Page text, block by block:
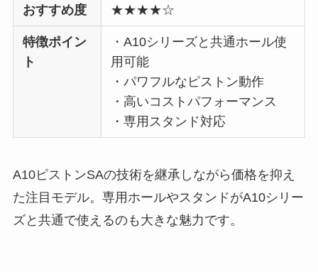
おすすめ度 ★★★★☆
特徴ポイン
ト
・A10シリーズと共通ホール使
用可能
・パワフルなピストン動作
・高いコストパフォーマンス
・専用スタンド対応
A10ピストンSAの技術を継承しながら価格を抑え
た注目モデル。専用ホールやスタンドがA10シリー
ズと共通で使えるのも大きな魅力です。